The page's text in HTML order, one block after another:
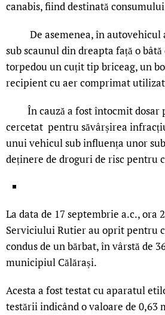
canabis, fiind destinată
De asemenea, în autovehicul
sub scaunul din dreapta față o
torpedou un cuțit tip briceag, un
recipient cu aer comprimat
În cauză a fost întocmit dosar
cercetat pentru săvârșirea
unui vehicul sub influența unor
deținere de droguri de risc pentru
La data de 17 septembrie a.c., ora
Serviciului Rutier au oprit pentru
condus de un bărbat, în vârstă de
municipiul Călărași.
Acesta a fost testat cu aparatul
testării indicând o valoare de 0,63